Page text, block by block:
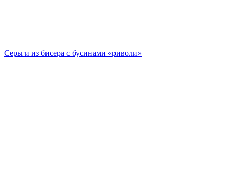
Серьги из бисера с бусинами «риволи»